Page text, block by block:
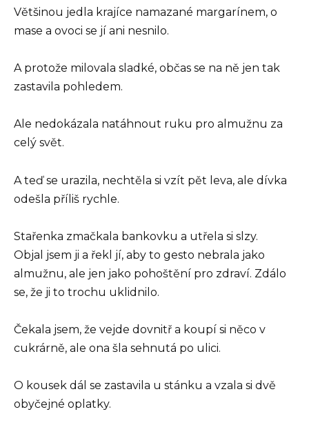
Většinou jedla krajíce namazané margarínem, o
mase a ovoci se jí ani nesnilo.
A protože milovala sladké, občas se na ně jen tak
zastavila pohledem.
Ale nedokázala natáhnout ruku pro almužnu za
celý svět.
A teď se urazila, nechtěla si vzít pět leva, ale dívka
odešla příliš rychle.
Stařenka zmačkala bankovku a utřela si slzy.
Objal jsem ji a řekl jí, aby to gesto nebrala jako
almužnu, ale jen jako pohoštění pro zdraví. Zdálo
se, že ji to trochu uklidnilo.
Čekala jsem, že vejde dovnitř a koupí si něco v
cukrárně, ale ona šla sehnutá po ulici.
O kousek dál se zastavila u stánku a vzala si dvě
obyčejné oplatky.